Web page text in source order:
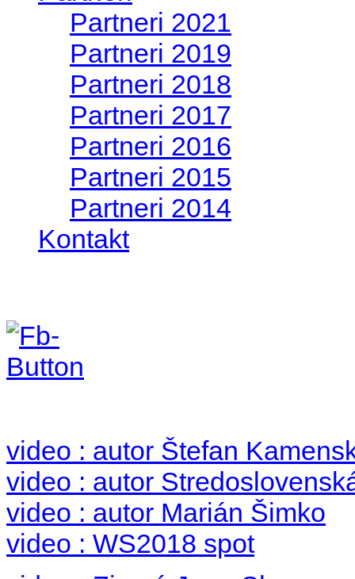
Partneri 2021
Partneri 2019
Partneri 2018
Partneri 2017
Partneri 2016
Partneri 2015
Partneri 2014
Kontakt
video : autor Štefan
video : autor
video : autor Marián Šimko
video : WS2018 spot